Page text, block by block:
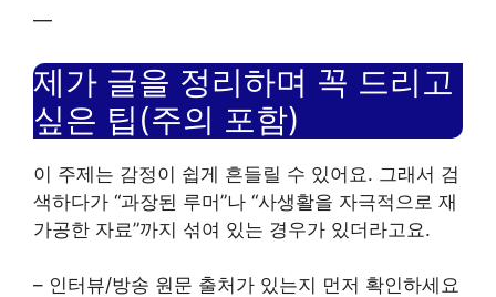
—
제가 글을 정리하며 꼭 드리고
싶은 팁(주의 포함)
이 주제는 감정이 쉽게 흔들릴 수 있어요. 그래서 검
색하다가 “과장된 루머”나 “사생활을 자극적으로 재
가공한 자료”까지 섞여 있는 경우가 있더라고요.
– 인터뷰/방송 원문 출처가 있는지 먼저 확인하세요